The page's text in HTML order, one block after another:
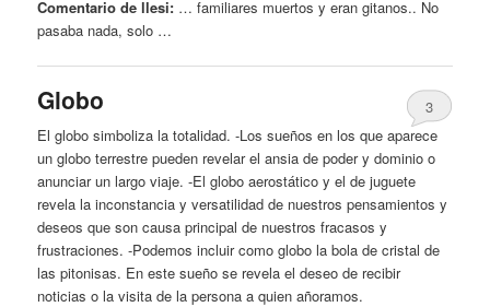
Comentario de llesi: … familiares muertosy eran gitanos.. No
pasaba nada, solo …
Globo
3
El globo simboliza la totalidad. -Los sueños en los que aparece
un globo terrestre pueden revelar el ansia de podery dominio o
anunciar un largo viaje. -El globo aerostáticoy el de juguete
revela la inconstanciay versatilidad de nuestros pensamientosy
deseos que son causa principal de nuestros fracasosy
frustraciones. -Podemos incluir como globo la bola de cristal de
las pitonisas. En este sueño se revela eldeseo de recibir
noticias o la visita de la persona a quien añoramos.